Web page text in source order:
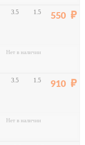
3.5 1.5 550
Нет в наличии
3.5 1.5 910
Нет в наличии